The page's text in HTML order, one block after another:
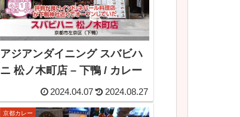
アジアンダイニング スバビハ
ニ 松ノ木町店 – 下鴨 / カレー
2024.04.07 2024.08.27
京都カレー